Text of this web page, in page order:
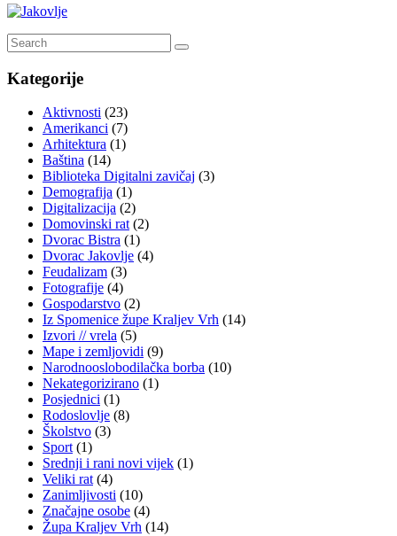
Kategorije
Aktivnosti (23)
Amerikanci (7)
Arhitektura (1)
Baština (14)
Biblioteka Digitalni zavičaj (3)
Demografija (1)
Digitalizacija (2)
Domovinski rat (2)
Dvorac Bistra (1)
Dvorac Jakovlje (4)
Feudalizam (3)
Fotografije (4)
Gospodarstvo (2)
Iz Spomenice župe Kraljev Vrh (14)
Izvori // vrela (5)
Mape i zemljovidi (9)
Narodnooslobodilačka borba (10)
Nekategorizirano (1)
Posjednici (1)
Rodoslovlje (8)
Školstvo (3)
Sport (1)
Srednji i rani novi vijek (1)
Veliki rat (4)
Zanimljivosti (10)
Značajne osobe (4)
Župa Kraljev Vrh (14)